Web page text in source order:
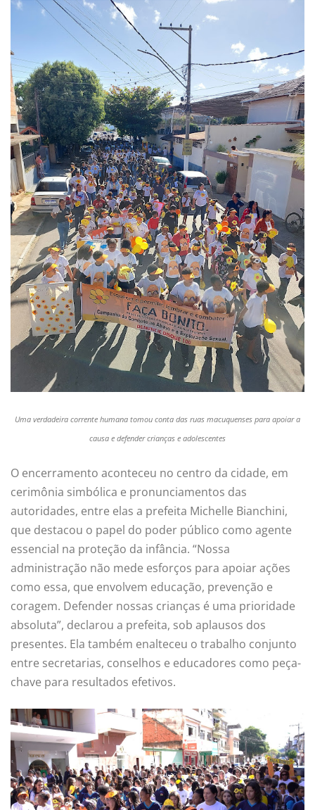
Uma verdadeira corrente humana tomou conta das ruas macuquenses para apoiar a
causa e defender crianças e adolescentes
O encerramento aconteceu no centro da cidade, em
cerimônia simbólica e pronunciamentos das
autoridades, entre elas a prefeita Michelle Bianchini,
que destacou o papel do poder público como agente
essencial na proteção da infância. “Nossa
administração não mede esforços para apoiar ações
como essa, que envolvem educação, prevenção e
coragem. Defender nossas crianças é uma prioridade
absoluta”, declarou a prefeita, sob aplausos dos
presentes. Ela também enalteceu o trabalho conjunto
entre secretarias, conselhos e educadores como peça-
chave para resultados efetivos.